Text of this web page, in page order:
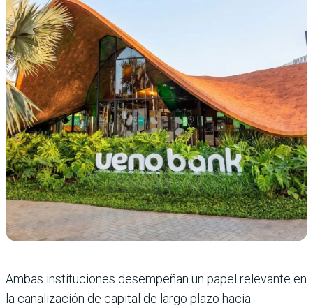
Ambas instituciones desempeñan un papel relevante en
la canalización de capital de largo plazo hacia